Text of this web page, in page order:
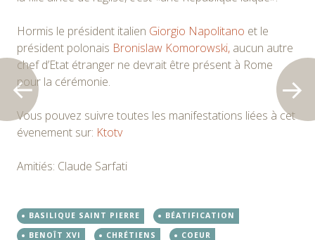
Hormis le président italien Giorgio Napolitano et le
président polonais Bronislaw Komorowski, aucun autre
chef d’Etat étranger ne devrait être présent à Rome
pour la cérémonie.
Vous pouvez suivre toutes les manifestations liées à cet
évenement sur: Ktotv
Amitiés: Claude Sarfati
BASILIQUE SAINT PIERRE
BÉATIFICATION
BENOÎT XVI
CHRÉTIENS
COEUR